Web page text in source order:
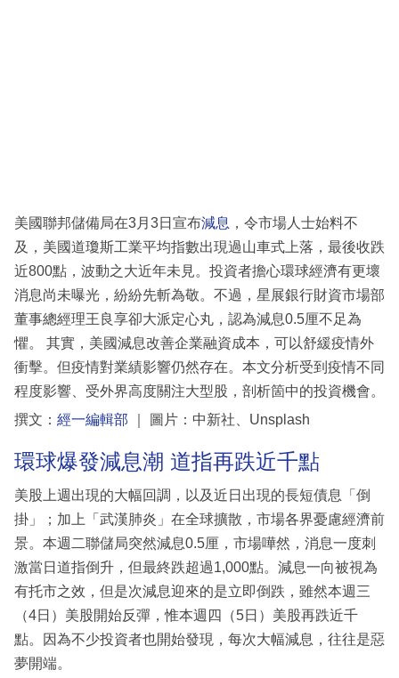
區
美國聯邦儲備局在3月3日宣布減息 ，令市場人士始料不
及，美國道瓊斯工業平均指數出現過山車式上落，最後收跌
近800點，波動之大近年未見。投資者擔心環球經濟有更壞
消息尚未曝光，紛紛先斬為敬。不過，星展銀行財資市場部
董事總經理王良享卻大派定心丸，認為減息0.5厘不足為
懼。 其實，美國減息改善企業融資成本，可以舒緩疫情外
衝擊。但疫情對業績影響仍然存在。本文分析受到疫情不同
程度影響、受外界高度關注大型股，剖析箇中的投資機會。
撰文： 經一編輯部 ｜ 圖片：中新社、Unsplash
環球爆發減息潮 道指再跌近千點
美股上週出現的大幅回調，以及近日出現的長短債息「倒
掛」；加上「武漢肺炎」在全球擴散，市場各界憂慮經濟前
景。本週二聯儲局突然減息0.5厘，市場嘩然，消息一度刺
激當日道指倒升，但最終跌超過1,000點。減息一向被視為
有托市之效，但是次減息迎來的是立即倒跌，雖然本週三
（4日）美股開始反彈，惟本週四（5日）美股再跌近千
點。因為不少投資者也開始發現，每次大幅減息，往往是惡
夢開端。